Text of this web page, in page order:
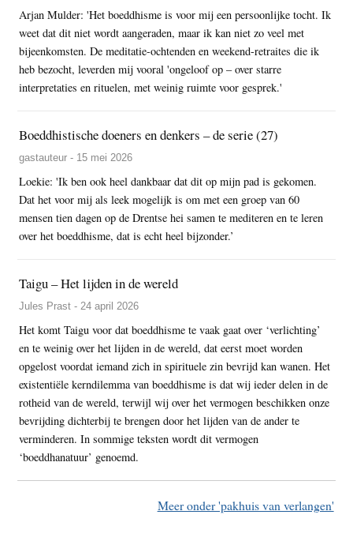
Arjan Mulder: 'Het boeddhisme is voor mij een persoonlijke tocht. Ik
weet dat dit niet wordt aangeraden, maar ik kan niet zo veel met
bijeenkomsten. De meditatie-ochtenden en weekend-retraites die ik
heb bezocht, leverden mij vooral 'ongeloof op – over starre
interpretaties en rituelen, met weinig ruimte voor gesprek.'
Boeddhistische doeners en denkers – de serie (27)
gastauteur - 15 mei 2026
Loekie: 'Ik ben ook heel dankbaar dat dit op mijn pad is gekomen.
Dat het voor mij als leek mogelijk is om met een groep van 60
mensen tien dagen op de Drentse hei samen te mediteren en te leren
over het boeddhisme, dat is echt heel bijzonder.’
Taigu – Het lijden in de wereld
Jules Prast - 24 april 2026
Het komt Taigu voor dat boeddhisme te vaak gaat over ‘verlichting’
en te weinig over het lijden in de wereld, dat eerst moet worden
opgelost voordat iemand zich in spirituele zin bevrijd kan wanen. Het
existentiële kerndilemma van boeddhisme is dat wij ieder delen in de
rotheid van de wereld, terwijl wij over het vermogen beschikken onze
bevrijding dichterbij te brengen door het lijden van de ander te
verminderen. In sommige teksten wordt dit vermogen
‘boeddhanatuur’ genoemd.
Meer onder 'pakhuis van verlangen'